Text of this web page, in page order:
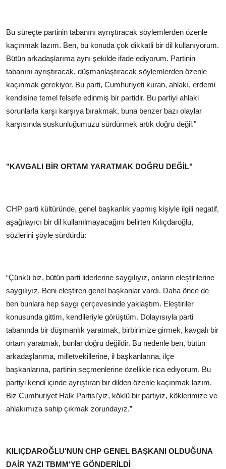
Bu süreçte partinin tabanını ayrıştıracak söylemlerden özenle
kaçınmak lazım. Ben, bu konuda çok dikkatli bir dil kullanıyorum.
Bütün arkadaşlarıma aynı şekilde ifade ediyorum. Partinin
tabanını ayrıştıracak, düşmanlaştıracak söylemlerden özenle
kaçınmak gerekiyor. Bu parti, Cumhuriyeti kuran, ahlakı, erdemi
kendisine temel felsefe edinmiş bir partidir. Bu partiyi ahlaki
sorunlarla karşı karşıya bırakmak, buna benzer bazı olaylar
karşısında suskunluğumuzu sürdürmek artık doğru değil."
"KAVGALI BİR ORTAM YARATMAK DOĞRU DEĞİL"
CHP parti kültüründe, genel başkanlık yapmış kişiyle ilgili negatif,
aşağılayıcı bir dil kullanılmayacağını belirten Kılıçdaroğlu,
sözlerini şöyle sürdürdü:
“Çünkü biz, bütün parti liderlerine saygılıyız, onların eleştirilerine
saygılıyız. Beni eleştiren genel başkanlar vardı. Daha önce de
ben bunlara hep saygı çerçevesinde yaklaştım. Eleştiriler
konusunda gittim, kendileriyle görüştüm. Dolayısıyla parti
tabanında bir düşmanlık yaratmak, birbirimize girmek, kavgalı bir
ortam yaratmak, bunlar doğru değildir. Bu nedenle ben, bütün
arkadaşlarıma, milletvekillerine, il başkanlarına, ilçe
başkanlarına, partinin seçmenlerine özellikle rica ediyorum. Bu
partiyi kendi içinde ayrıştıran bir dilden özenle kaçınmak lazım.
Biz Cumhuriyet Halk Partisi'yiz, köklü bir partiyiz, köklerimize ve
ahlakımıza sahip çıkmak zorundayız.”
KILIÇDAROĞLU'NUN CHP GENEL BAŞKANI OLDUĞUNA
DAİR YAZI TBMM'YE GÖNDERİLDİ